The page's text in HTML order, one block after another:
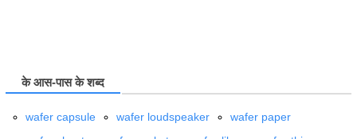
के आस-पास के शब्द
wafer capsule wafer loudspeaker
wafer paper